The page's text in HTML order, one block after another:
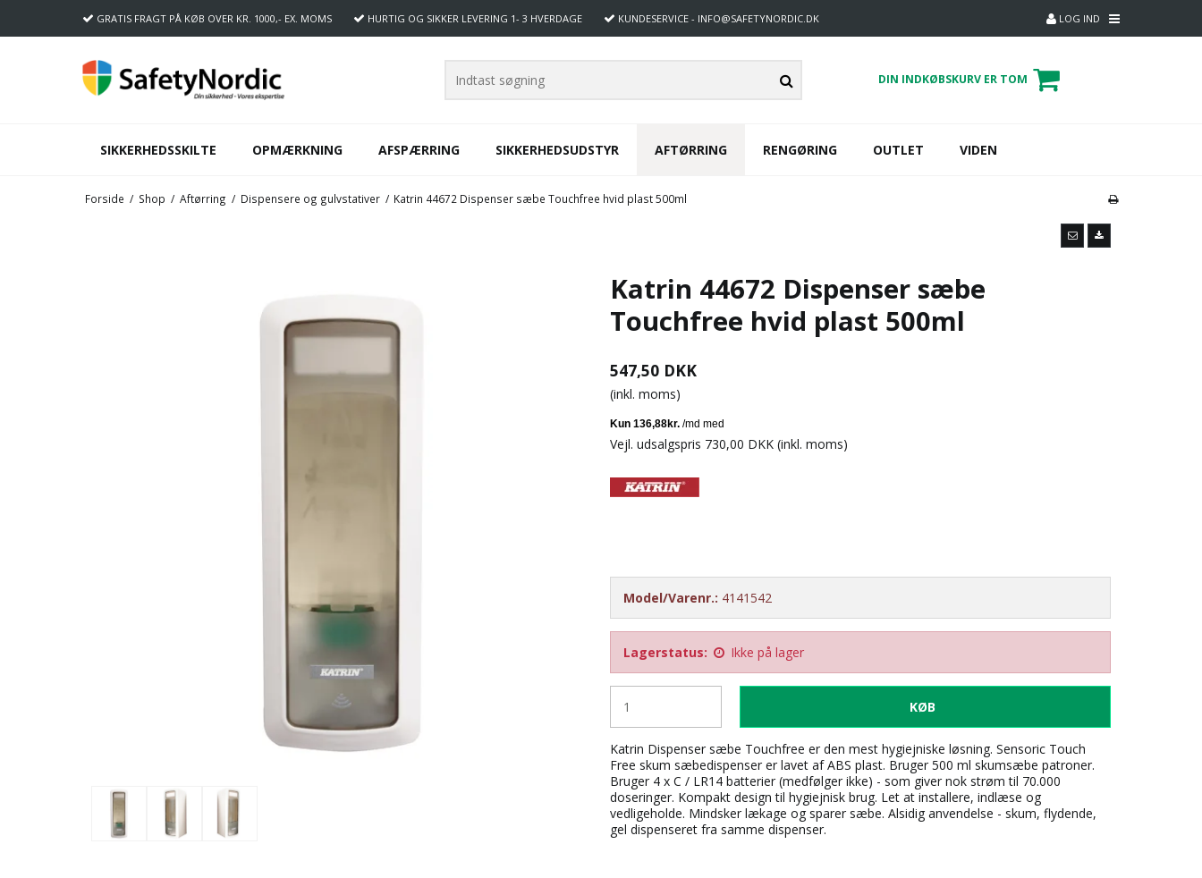
GRATIS FRAGT PÅ KØB OVER KR. 1000,- EX. MOMS HURTIG OG SIKKER LEVERING 1- 3 HVERDAGE KUNDESERVICE - INFO@SAFETYNORDIC.DK LOG IND
DIN INDKØBSKURV ER TOM
SIKKERHEDSSKILTE OPMÆRKNING AFSPÆRRING SIKKERHEDSUDSTYR AFTØRRING RENGØRING OUTLET VIDEN
Forside / Shop / Aftørring / Dispensere og gulvstativer / Katrin 44672 Dispenser sæbe Touchfree hvid plast 500ml
Katrin 44672 Dispenser sæbe
Touchfree hvid plast 500ml
547,50 DKK
(inkl. moms)
Vejl. udsalgspris 730,00 DKK (inkl. moms)
Model/Varenr.: 4141542
Lagerstatus: Ikke på lager
KØB
Katrin Dispenser sæbe Touchfree er den mest hygiejniske løsning. Sensoric Touch
Free skum sæbedispenser er lavet af ABS plast. Bruger 500 ml skumsæbe patroner.
Bruger 4 x C / LR14 batterier (medfølger ikke) - som giver nok strøm til 70.000
doseringer. Kompakt design til hygiejnisk brug. Let at installere, indlæse og
vedligeholde. Mindsker lækage og sparer sæbe. Alsidig anvendelse - skum, flydende,
gel dispenseret fra samme dispenser.